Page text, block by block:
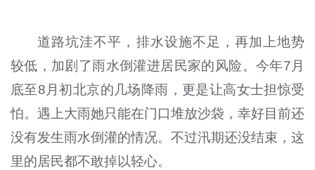
道路坑洼不平，排水设施不足，再加上地势
较低，加剧了雨水倒灌进居民家的风险。今年7月
底至8月初北京的几场降雨，更是让高女士担惊受
怕。遇上大雨她只能在门口堆放沙袋，幸好目前还
没有发生雨水倒灌的情况。不过汛期还没结束，这
里的居民都不敢掉以轻心。